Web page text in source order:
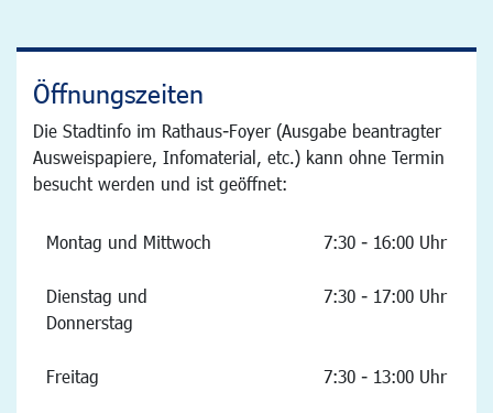
Öffnungszeiten
Die Stadtinfo im Rathaus-Foyer (Ausgabe beantragter
Ausweispapiere, Infomaterial, etc.) kann ohne Termin
besucht werden und ist geöffnet:
Montag und Mittwoch 7:30 - 16:00 Uhr
Dienstag und
Donnerstag
7:30 - 17:00 Uhr
Freitag 7:30 - 13:00 Uhr